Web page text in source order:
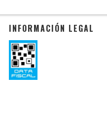
INFORMACIÓN LEGAL